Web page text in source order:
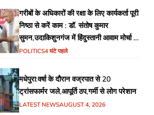
गरीबों के अधिकारों की रक्षा के लिए कार्यकर्ता पूरी
निष्ठा से करें काम : डॉ. संतोष कुमार
सुमन,उदाकिशुनगंज में हिंदुस्तानी आवाम मोर्चा के
गरीब चौपाल में शिक्षा, स्वास्थ्य, रोजगार समेत
POLITICS4 घंटे पहले
मधेपुरा:वर्षा के दौरान वज्रपात से 20
ट्रांसफार्मर जले,आपूर्ति ठप,गर्मी से लोग परेशान
LATEST NEWSAUGUST 4, 2026